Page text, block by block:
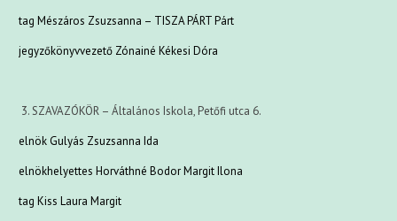
tag Mészáros Zsuzsanna – TISZA PÁRT Párt
jegyzőkönyvvezető Zónainé Kékesi Dóra
3. SZAVAZÓKÖR – Általános Iskola, Petőfi utca 6.
elnök Gulyás Zsuzsanna Ida
elnökhelyettes Horváthné Bodor Margit Ilona
tag Kiss Laura Margit